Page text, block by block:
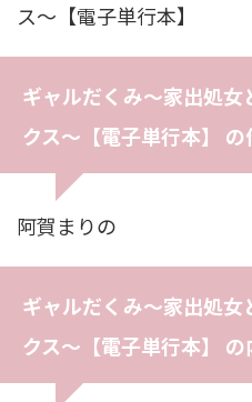
ス〜【電子単行本】
ギャルだくみ〜家出処
クス〜【電子単行本】 の
阿賀まりの
ギャルだくみ〜家出処
クス〜【電子単行本】 の